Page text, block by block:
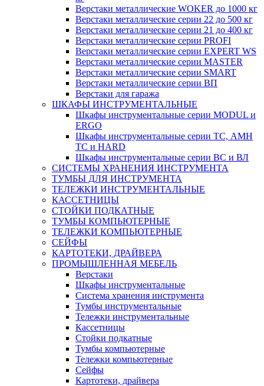
Верстаки металлические WOKER до 1000 кг
Верстаки металлические серии 22 до 500 кг
Верстаки металлические серии 21 до 400 кг
Верстаки металлические серии PROFI
Верстаки металлические серии EXPERT WS
Верстаки металлические серии MASTER
Верстаки металлические серии SMART
Верстаки металлические серии ВП
Верстаки для гаража
ШКАФЫ ИНСТРУМЕНТАЛЬНЫЕ
Шкафы инструментальные серии MODUL и
ERGO
Шкафы инструментальные серии ТС, АМН
ТС и HARD
Шкафы инструментальные серии ВС и ВЛ
СИСТЕМЫ ХРАНЕНИЯ ИНСТРУМЕНТА
ТУМБЫ ДЛЯ ИНСТРУМЕНТА
ТЕЛЕЖКИ ИНСТРУМЕНТАЛЬНЫЕ
КАССЕТНИЦЫ
СТОЙКИ ПОДКАТНЫЕ
ТУМБЫ КОМПЬЮТЕРНЫЕ
ТЕЛЕЖКИ КОМПЬЮТЕРНЫЕ
СЕЙФЫ
КАРТОТЕКИ, ДРАЙВЕРА
ПРОМЫШЛЕННАЯ МЕБЕЛЬ
Верстаки
Шкафы инструментальные
Система хранения инструмента
Тумбы инструментальные
Тележки инструментальные
Кассетницы
Стойки подкатные
Тумбы компьютерные
Тележки компьютерные
Сейфы
Картотеки, драйвера